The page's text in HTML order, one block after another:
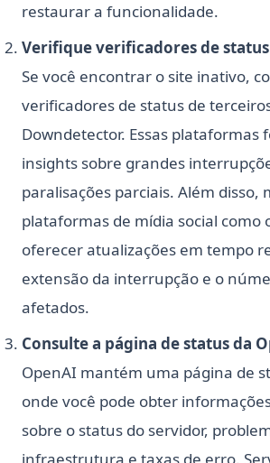
restaurar a funcionalidade.
Verifique verificadores de
Se você encontrar o site inativo,
verificadores de status de
Downdetector. Essas plataformas
insights sobre grandes
paralisações parciais. Além disso,
plataformas de mídia social como
oferecer atualizações em tempo
extensão da interrupção e o
afetados.
Consulte a página de status da
OpenAI mantém uma página de
onde você pode obter
sobre o status do servidor,